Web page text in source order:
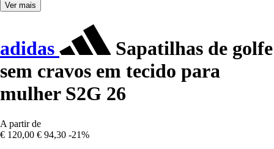
Ver mais
adidas
Sapatilhas de golfe
sem cravos em tecido para
mulher S2G 26
A partir de
€ 120,00 € 94,30 -21%